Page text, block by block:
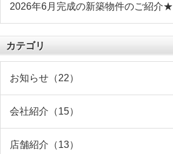
2026年6月完成の新築物件のご紹介★
カテゴリ
お知らせ（22）
会社紹介（15）
店舗紹介（13）